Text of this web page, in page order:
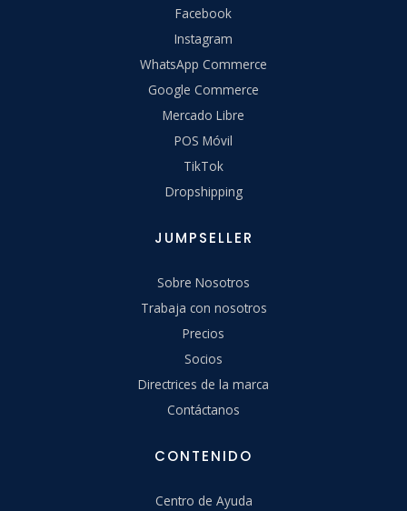
Facebook
Instagram
WhatsApp Commerce
Google Commerce
Mercado Libre
POS Móvil
TikTok
Dropshipping
JUMPSELLER
Sobre Nosotros
Trabaja con nosotros
Precios
Socios
Directrices de la marca
Contáctanos
CONTENIDO
Centro de Ayuda